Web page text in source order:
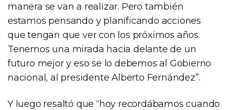
manera se van a realizar. Pero también
estamos pensando y planificando acciones
que tengan que ver con los próximos años.
Tenemos una mirada hacia delante de un
futuro mejor y eso se lo debemos al Gobierno
nacional, al presidente Alberto Fernández”.
Y luego resaltó que “hoy recordábamos cuando